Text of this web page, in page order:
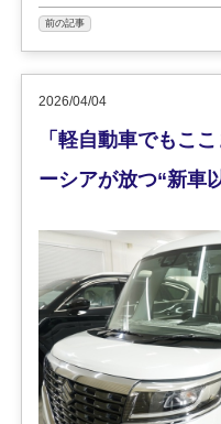
前の記事
2026/04/04
「軽自動車でもこ
ーシアが放つ“新車